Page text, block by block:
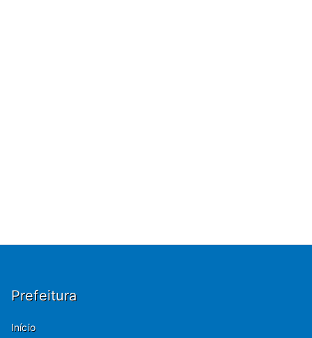
Prefeitura
Início